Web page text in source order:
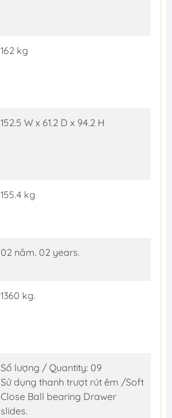
162 kg
152.5 W x 61.2 D x 94.2 H
155.4 kg
02 năm. 02 years.
1360 kg.
Số lượng / Quantity: 09
Sử dụng thanh trượt rút êm /Soft
Close Ball bearing Drawer
slides.